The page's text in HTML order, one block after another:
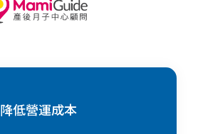
降低營運成本